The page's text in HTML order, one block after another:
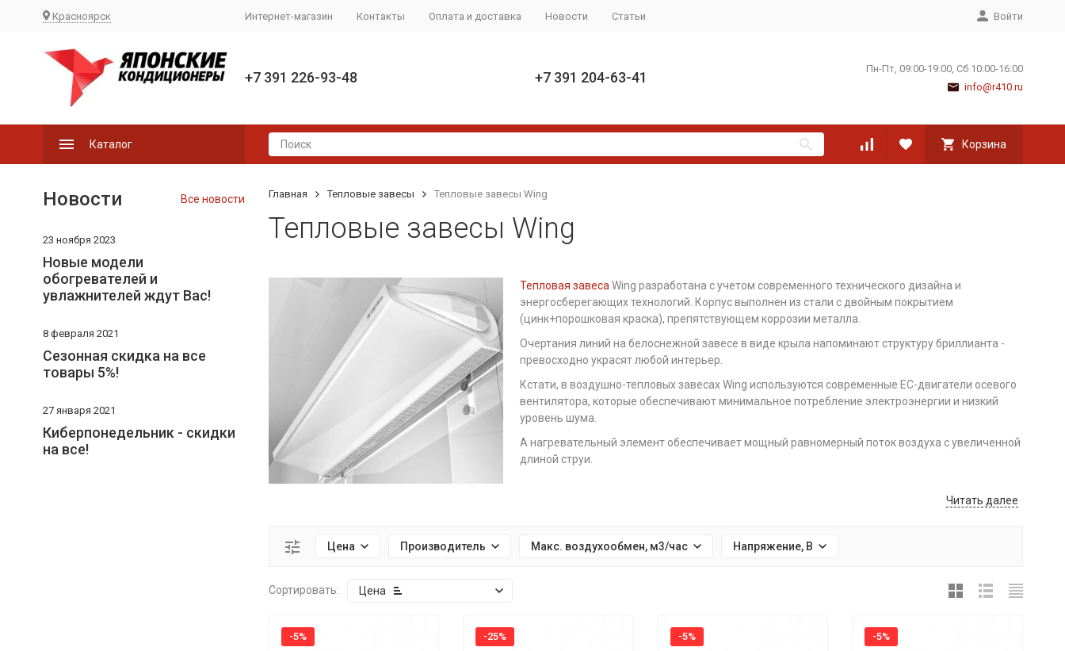
Красноярск Интернет-магазин Контакты Оплата и доставка Новости Статьи Войти
+7 391 226-93-48 +7 391 204-63-41
Пн-Пт, 09:00-19:00, Сб 10:00-16:00
info@r410.ru
Каталог Корзина
Главная Тепловые завесы Тепловые завесы Wing
Тепловые завесы Wing
Тепловая завеса Wing разработана с учетом современного технического дизайна и
энергосберегающих технологий. Корпус выполнен из стали с двойным покрытием
(цинк+порошковая краска), препятствующем коррозии металла.
Очертания линий на белоснежной завесе в виде крыла напоминают структуру бриллианта -
превосходно украсят любой интерьер.
Кстати, в воздушно-тепловых завесах Wing используются современные EC-двигатели осевого
вентилятора, которые обеспечивают минимальное потребление электроэнергии и низкий
уровень шума.
А нагревательный элемент обеспечивает мощный равномерный поток воздуха с увеличенной
длиной струи.
Установка осуществляется только в горизонтальном положении.
Максимальная высота монтажа предусмотрена производителем до 4м.
Читать далее
Цена Производитель Макс. воздухообмен, м3/час Напряжение, В
Сортировать: Цена
-5% -25% -5% -5%
Новости Все новости
23 ноября 2023
Новые модели
обогревателей и
увлажнителей ждут Вас!
8 февраля 2021
Сезонная скидка на все
товары 5%!
27 января 2021
Киберпонедельник - скидки
на все!